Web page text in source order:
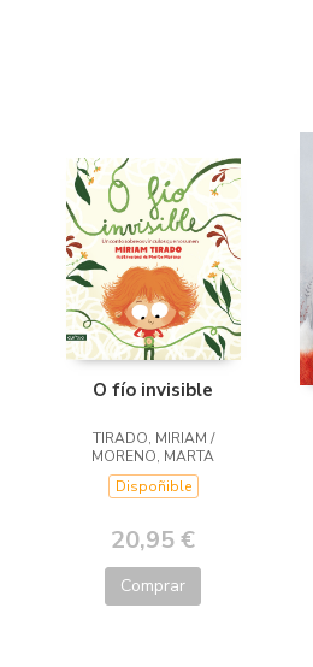
O fío invisible
TIRADO, MIRIAM /
MORENO, MARTA
Dispoñible
20,95 €
Comprar